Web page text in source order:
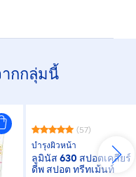
กกลุ่มนี้
(57)
บำรุงผิวหน้า
ลูมินัส 630 สปอตเคลียร์
ดีพ สปอต ทรีทเม้นท์